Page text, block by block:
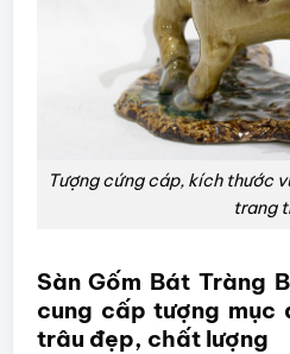
Tượng cứng cáp, kích thước
trang
Sàn Gốm Bát Tràng
cung cấp tượng mục
trâu đẹp, chất lượng